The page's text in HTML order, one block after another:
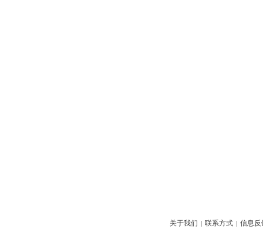
关于我们 | 联系方式 | 信息反